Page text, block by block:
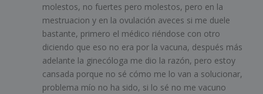
molestos, no fuertes pero molestos, pero en la
mestruacion y en la ovulación aveces si me duele
bastante, primero el médico riéndose con otro
diciendo que eso no era por la vacuna, después más
adelante la ginecóloga me dio la razón, pero estoy
cansada porque no sé cómo me lo van a solucionar,
problema mío no ha sido, si lo sé no me vacuno